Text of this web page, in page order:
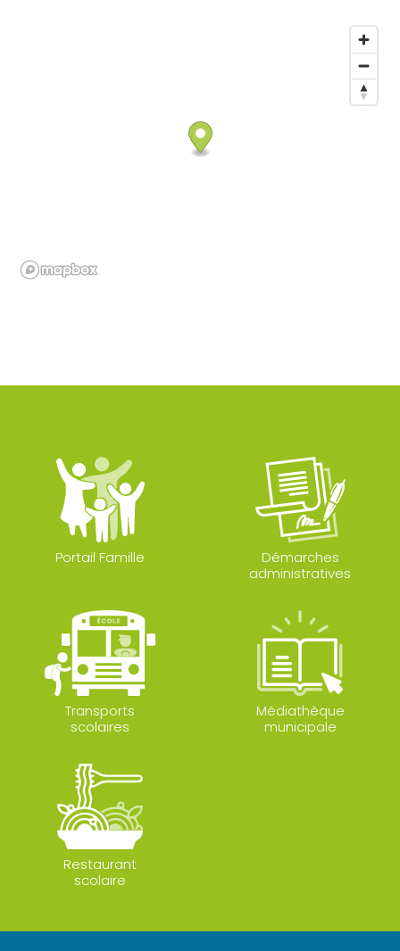
Portail Famille
Démarches
administratives
Transports
scolaires
Médiathèque
municipale
Restaurant
scolaire